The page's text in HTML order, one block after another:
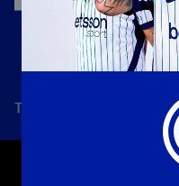
Tutte le notizie